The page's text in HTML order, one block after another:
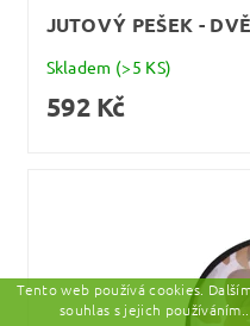
JUTOVÝ PEŠEK -
Skladem (>5 KS)
592 Kč
Tento web používá cookies.
souhlas s jejich